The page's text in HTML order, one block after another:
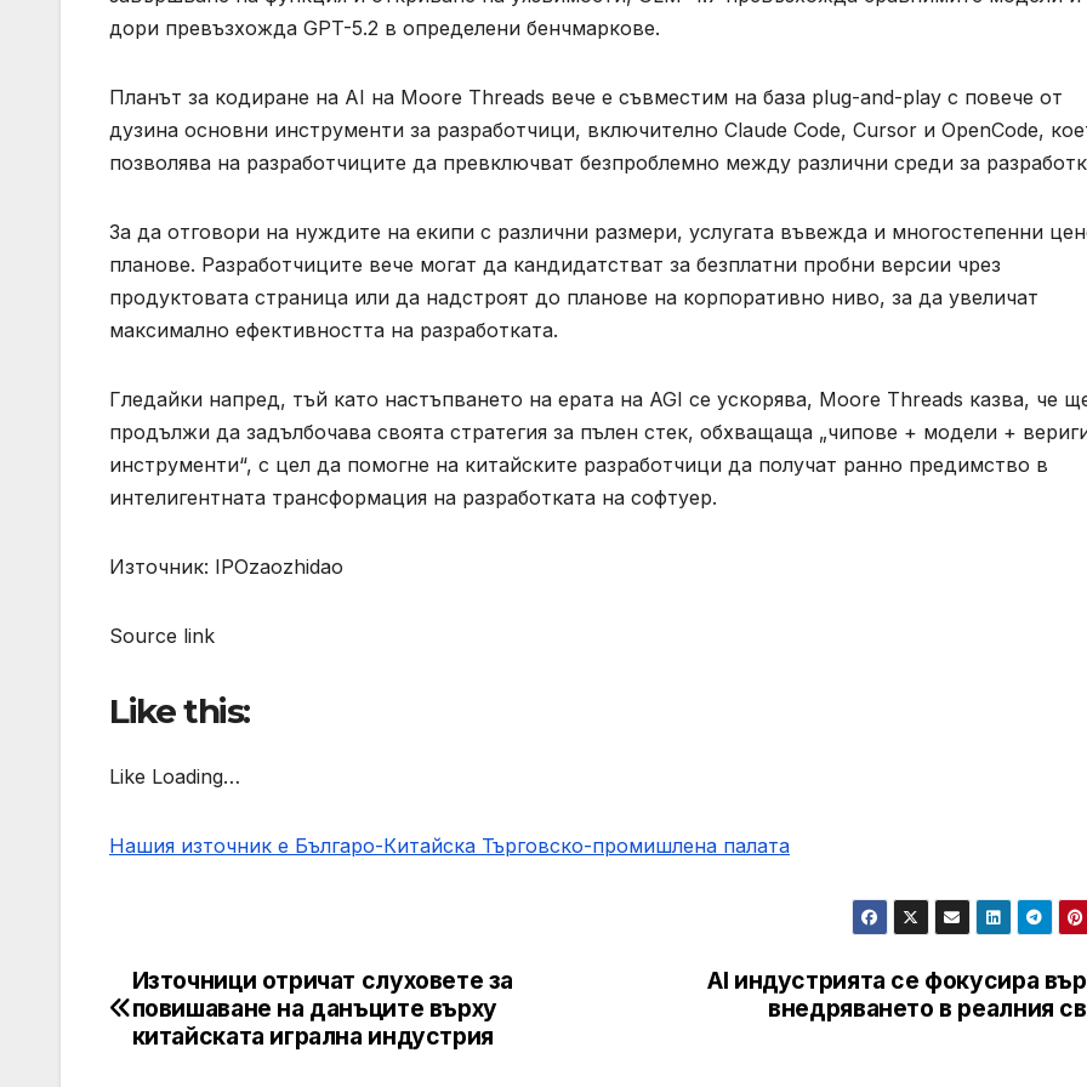
дори превъзхожда GPT-5.2 в определени бенчмаркове.
Планът за кодиране на AI на Moore Threads вече е съвместим на база plug-and-play с повече от
дузина основни инструменти за разработчици, включително Claude Code, Cursor и OpenCode,
позволява на разработчиците да превключват безпроблемно между различни среди за
За да отговори на нуждите на екипи с различни размери, услугата въвежда и многостепенни
планове. Разработчиците вече могат да кандидатстват за безплатни пробни версии чрез
продуктовата страница или да надстроят до планове на корпоративно ниво, за да увеличат
максимално ефективността на разработката.
Гледайки напред, тъй като настъпването на ерата на AGI се ускорява, Moore Threads казва, че
продължи да задълбочава своята стратегия за пълен стек, обхващаща „чипове + модели +
инструменти“, с цел да помогне на китайските разработчици да получат ранно предимство в
интелигентната трансформация на разработката на софтуер.
Източник: IPOzaozhidao
Source link
Like this:
Like Loading…
Нашия източник е Българо-Китайска Търговско-промишлена палaта
Post
navigation
AI индустрията се фокусира
внедряването в реалния
Източници отричат ​​слуховете за
повишаване на данъците върху
китайската игрална индустрия